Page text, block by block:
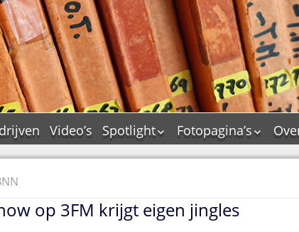
Video’s
Spotlight
De Tourflitsjingle –
tags
Dallas jingle city
Fotopagina’s
JAM in pictures
Pepper & Tanner in
op 3FM krijgt eigen jingles